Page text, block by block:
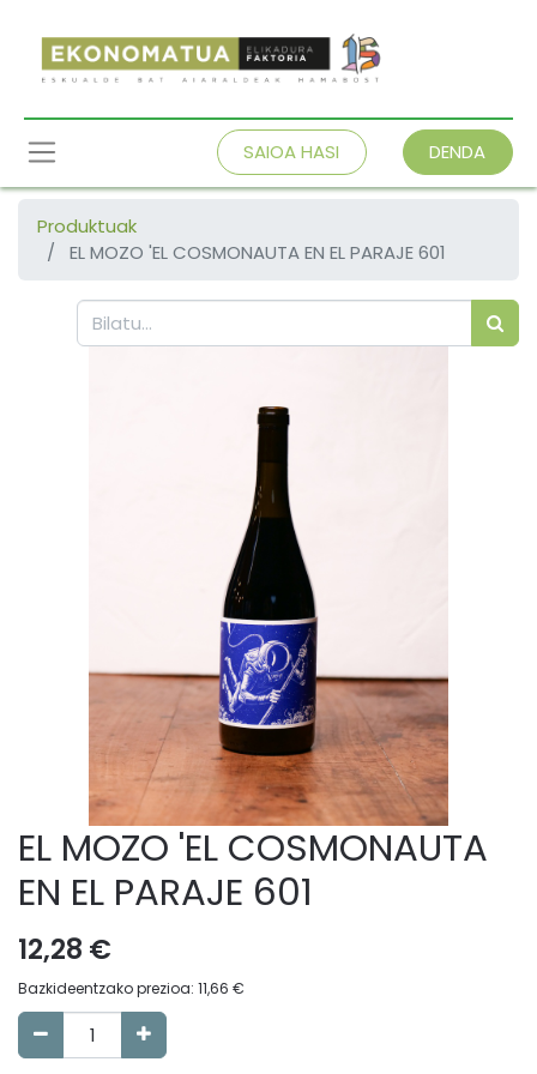
SAIOA HASI DENDA
Produktuak
EL MOZO 'EL COSMONAUTA EN EL PARAJE 601
EL MOZO 'EL COSMONAUTA
EN EL PARAJE 601
12,28 €
Bazkideentzako prezioa: 11,66 €